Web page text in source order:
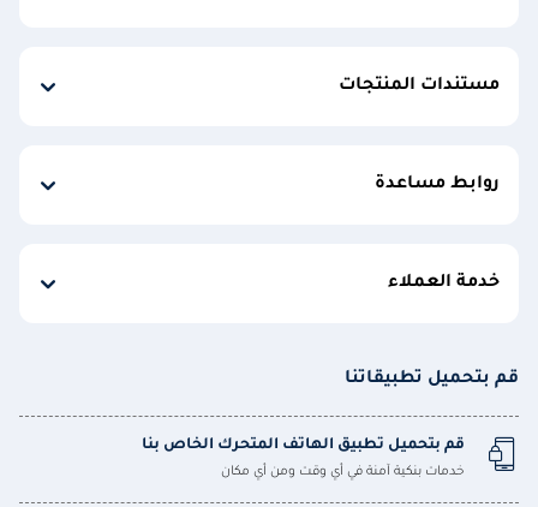
مستندات المنتجات
روابط مساعدة
خدمة العملاء
قم بتحميل تطبيقاتنا
قم بتحميل تطبيق الهاتف المتحرك الخاص بنا
خدمات بنكية آمنة في أي وقت ومن أي مكان